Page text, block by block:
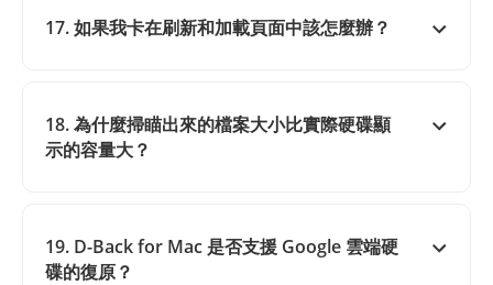
17. 如果我卡在刷新和加載頁面中該怎麼辦？
18. 為什麼掃瞄出來的檔案大小比實際硬碟顯
示的容量大？
19. D-Back for Mac 是否支援 Google 雲端硬
碟的復原？